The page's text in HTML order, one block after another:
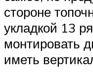
стороне
укладкой 13
монтировать
иметь